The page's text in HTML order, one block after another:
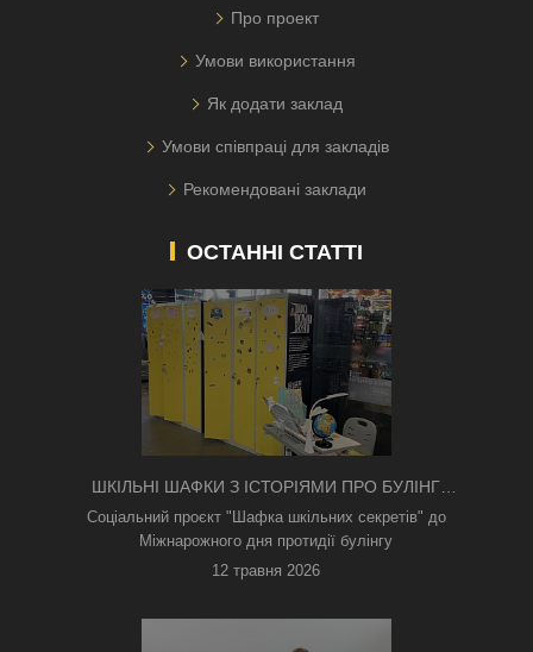
Про проект
Умови використання
Як додати заклад
Умови співпраці для закладів
Рекомендовані заклади
ОСТАННІ СТАТТІ
ШКІЛЬНІ ШАФКИ З ІСТОРІЯМИ ПРО БУЛІНГ
З'ЯВИЛИСЯ В КИЄВІ
Соціальний проєкт "Шафка шкільних секретів" до
Міжнарожного дня протидії булінгу
12 травня 2026